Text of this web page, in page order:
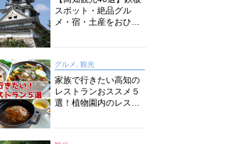
スポット・絶品グル
メ・宿・土産をおひと
グルメ, 観光
家族で行きたい高知の
レストランおススメ５
選！植物園内のレスト